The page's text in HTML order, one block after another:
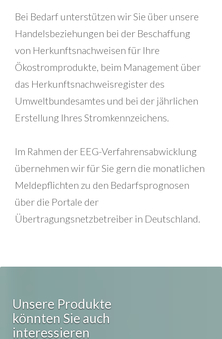
Bei Bedarf unterstützen wir Sie über unsere
Handelsbeziehungen bei der Beschaffung
von Herkunftsnachweisen für Ihre
Ökostromprodukte, beim Management über
das Herkunftsnachweisregister des
Umweltbundesamtes und bei der jährlichen
Erstellung Ihres Stromkennzeichens.
Im Rahmen der EEG-Verfahrensabwicklung
übernehmen wir für Sie gern die monatlichen
Meldepflichten zu den Bedarfsprognosen
über die Portale der
Übertragungsnetzbetreiber in Deutschland.
Unsere Produkte
könnten Sie auch
interessieren